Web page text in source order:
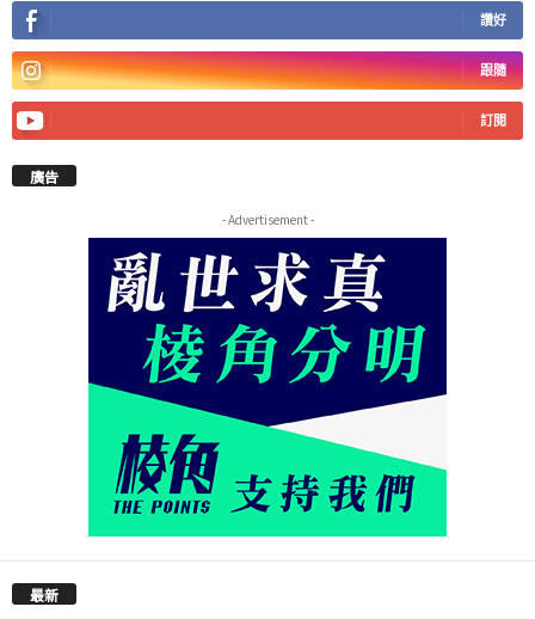
讚好
跟隨
訂閱
廣告
- Advertisement -
最新